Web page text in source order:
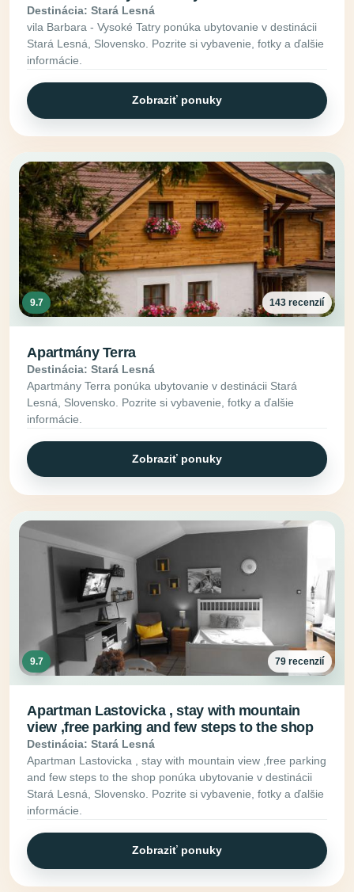
Destinácia: Stará Lesná
vila Barbara - Vysoké Tatry ponúka ubytovanie v destinácii
Stará Lesná, Slovensko. Pozrite si vybavenie, fotky a ďalšie
informácie.
Zobraziť ponuky
9.7 143 recenzií
Apartmány Terra
Destinácia: Stará Lesná
Apartmány Terra ponúka ubytovanie v destinácii Stará
Lesná, Slovensko. Pozrite si vybavenie, fotky a ďalšie
informácie.
Zobraziť ponuky
9.7 79 recenzií
Apartman Lastovicka , stay with mountain
view ,free parking and few steps to the shop
Destinácia: Stará Lesná
Apartman Lastovicka , stay with mountain view ,free parking
and few steps to the shop ponúka ubytovanie v destinácii
Stará Lesná, Slovensko. Pozrite si vybavenie, fotky a ďalšie
informácie.
Zobraziť ponuky